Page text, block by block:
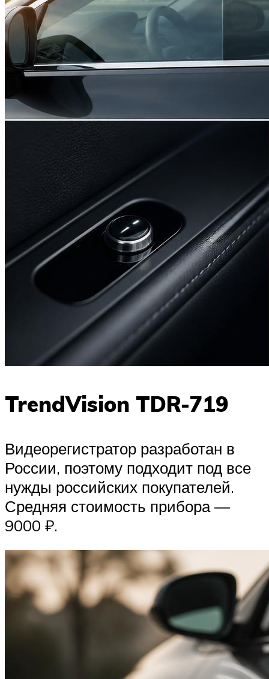
TrendVision TDR-719
Видеорегистратор разработан в
России, поэтому подходит под все
нужды российских покупателей.
Средняя стоимость прибора —
9000 ₽.